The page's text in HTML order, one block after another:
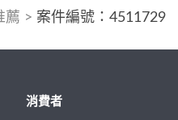
薦 > 案件編號：4511729
消費者